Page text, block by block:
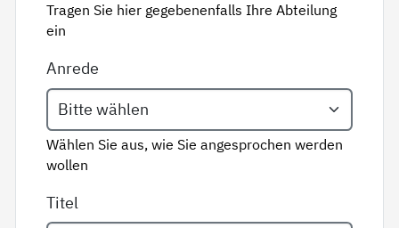
Tragen Sie hier gegebenenfalls Ihre Abteilung
ein
Anrede
Wählen Sie aus, wie Sie angesprochen werden
wollen
Titel